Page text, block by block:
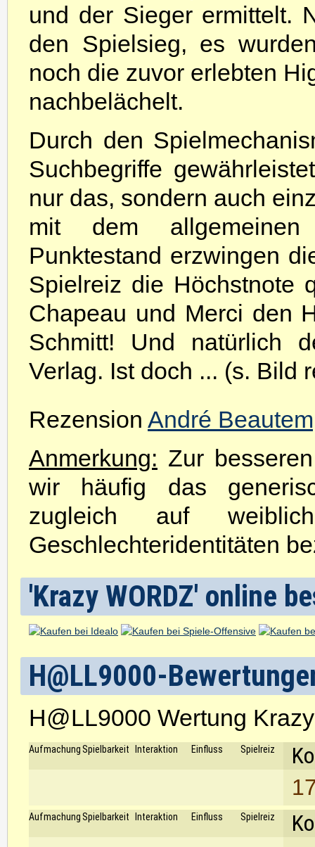
und der Sieger ermittelt.
den Spielsieg, es
noch die zuvor erlebten
nachbelächelt.
Durch den
Suchbegriffe
nur das, sondern auch
mit dem
Punktestand erzwingen
Spielreiz die Höchstnote
Chapeau und Merci den
Schmitt! Und natürlich
Verlag. Ist doch ... (s. Bild
Rezension André
Anmerkung: Zur
wir häufig das
zugleich auf
Geschlechteridentitäten
'Krazy WORDZ' online
H@LL9000-
H@LL9000 Wertung
Aufmachung Spielbarkeit Interaktion Einfluss Spielreiz
Aufmachung Spielbarkeit Interaktion Einfluss Spielreiz